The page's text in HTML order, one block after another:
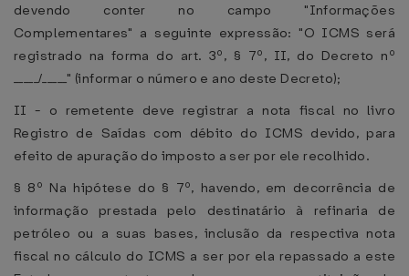
devendo conter no campo "Informações
Complementares" a seguinte expressão: "O ICMS será
registrado na forma do art. 3º, § 7º, II, do Decreto nº
_____/_____" (informar o número e ano deste Decreto);
II - o remetente deve registrar a nota fiscal no livro
Registro de Saídas com débito do ICMS devido, para
efeito de apuração do imposto a ser por ele recolhido.
§ 8º Na hipótese do § 7º, havendo, em decorrência de
informação prestada pelo destinatário à refinaria de
petróleo ou a suas bases, inclusão da respectiva nota
fiscal no cálculo do ICMS a ser por ela repassado a este